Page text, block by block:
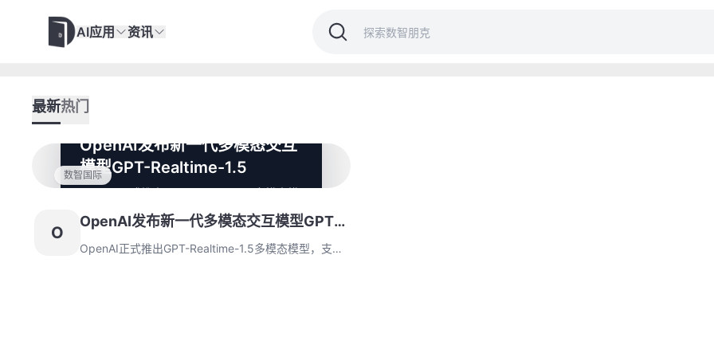
AI应用 资讯
最新热门
数智国际
OpenAI发布新一代多模态交互
模型GPT-Realtime-1.5
OpenAI正式推出GPT-Realtime-1.5多模态模
互。该模型显著优化响应速度，开放API接
口，并采用端到端加密和内容过滤确保安全。
O
OpenAI发布新一代多模态交互模型GPT-
Realtime-1.5
OpenAI正式推出GPT-Realtime-1.5多模态模型，支持